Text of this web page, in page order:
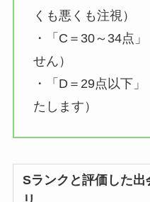
くも悪くも注視）
・「C＝30～34点
せん）
・「D＝29点以下
たします）
Sランクと評価した